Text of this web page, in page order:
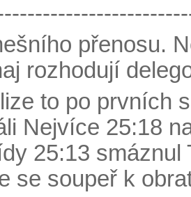
přenosu.
rozhodují
to po prvních
Nejvíce 25:18
25:13 smáznul
se soupeř k